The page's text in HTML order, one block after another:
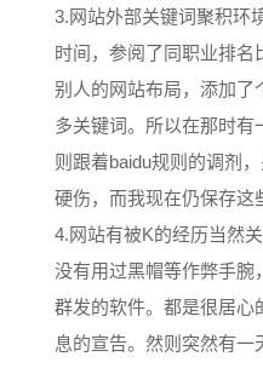
3.网站外部关键词聚积环
时间，参阅了同职业排
别人的网站布局，添加了
多关键词。所以在那时有
则跟着baidu规则的调剂
硬伤，而我现在仍保存这
4.网站有被K的经历当然
没有用过黑帽等作弊手腕
群发的软件。都是很居心
息的宣告。然则突然有